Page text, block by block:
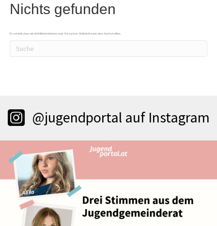
Nichts gefunden
Es scheint, dass wir nicht finden können, was Sie suchen. Vielleicht kann eine Suche helfen.
@jugendportal auf Instagram